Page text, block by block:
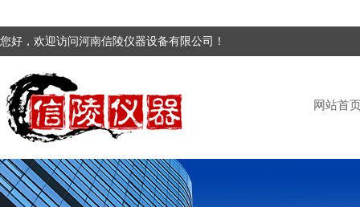
您好，欢迎访问河南信陵仪器设备有限公司！
网站首